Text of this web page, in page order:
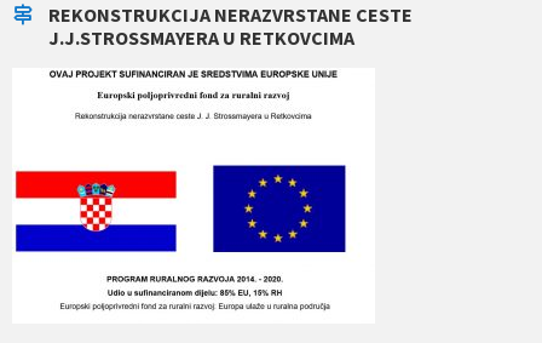
REKONSTRUKCIJA NERAZVRSTANE CESTE
J.J.STROSSMAYERA U RETKOVCIMA